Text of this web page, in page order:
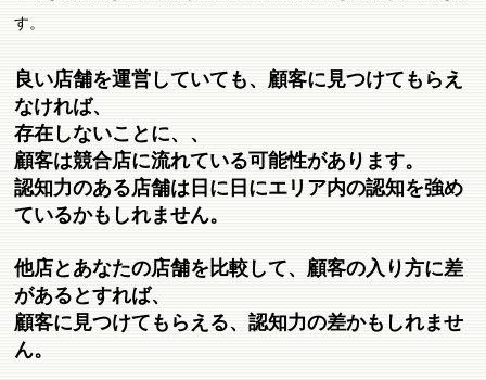
す。
良い店舗を運営していても、顧客に見つけてもらえ
なければ、
存在しないことに、、
顧客は競合店に流れている可能性があります。
認知力のある店舗は日に日にエリア内の認知を強め
ているかもしれません。
他店とあなたの店舗を比較して、顧客の入り方に差
があるとすれば、
顧客に見つけてもらえる、認知力の差かもしれませ
ん。